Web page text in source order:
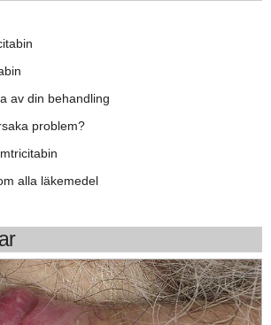
av din behandling
problem?
alla läkemedel